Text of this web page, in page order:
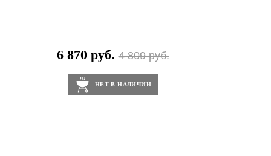
6 870 руб.4 809 руб.
НЕТ В НАЛИЧИИ